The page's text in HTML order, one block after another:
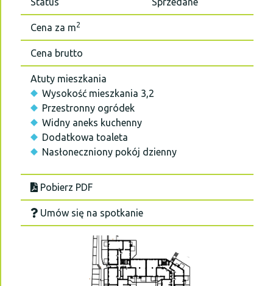
Cena za m2
Cena brutto
Atuty mieszkania
Wysokość mieszkania 3,2
Przestronny ogródek
Widny aneks kuchenny
Dodatkowa toaleta
Nasłoneczniony pokój dzienny
Pobierz PDF
Umów się na spotkanie